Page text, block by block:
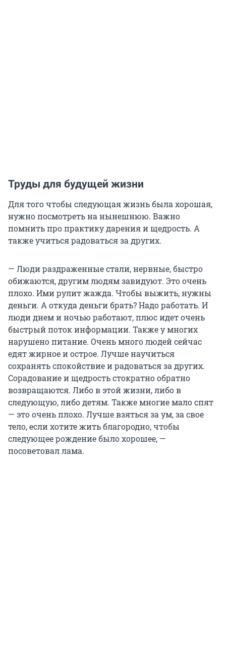
Труды для будущей жизни
Для того чтобы следующая жизнь была хорошая,
нужно посмотреть на нынешнюю. Важно
помнить про практику дарения и щедрость. А
также учиться радоваться за других.
— Люди раздраженные стали, нервные, быстро
обижаются, другим людям завидуют. Это очень
плохо. Ими рулит жажда. Чтобы выжить, нужны
деньги. А откуда деньги брать? Надо работать. И
люди днем и ночью работают, плюс идет очень
быстрый поток информации. Также у многих
нарушено питание. Очень много людей сейчас
едят жирное и острое. Лучше научиться
сохранять спокойствие и радоваться за других.
Сорадование и щедрость стократно обратно
возвращаются. Либо в этой жизни, либо в
следующую, либо детям. Также многие мало спят
— это очень плохо. Лучше взяться за ум, за свое
тело, если хотите жить благородно, чтобы
следующее рождение было хорошее, —
посоветовал лама.